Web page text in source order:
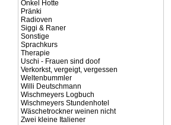
Onkel Hotte
Pränki
Radioven
Siggi & Raner
Sonstige
Sprachkurs
Therapie
Uschi - Frauen sind doof
Verkorkst, vergeigt, vergessen
Weltenbummler
Willi Deutschmann
Wischmeyers Logbuch
Wischmeyers Stundenhotel
Wäschetrockner weinen nicht
Zwei kleine Italiener